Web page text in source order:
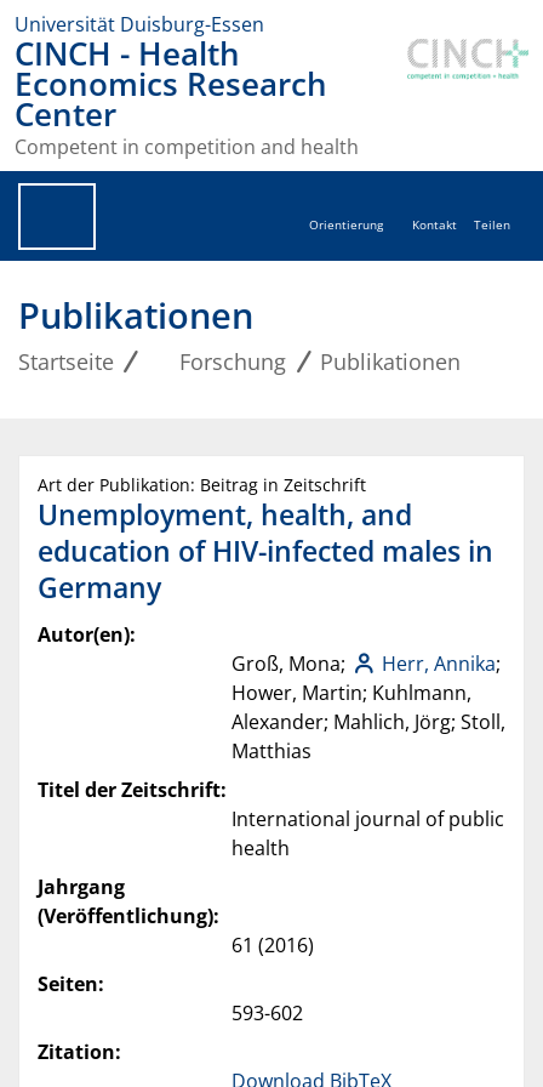
Universität Duisburg-Essen
CINCH - Health
Economics Research
Center
Competent in competition and health
Orientierung Kontakt Teilen
Publikationen
Startseite Forschung Publikationen
Art der Publikation: Beitrag in Zeitschrift
Unemployment, health, and
education of HIV-infected males in
Germany
Autor(en):
Groß, Mona;
Herr, Annika;
Hower, Martin; Kuhlmann,
Alexander; Mahlich, Jörg; Stoll,
Matthias
Titel der Zeitschrift:
International journal of public
health
Jahrgang
(Veröffentlichung):
61 (2016)
Seiten:
593-602
Zitation:
Download BibTeX